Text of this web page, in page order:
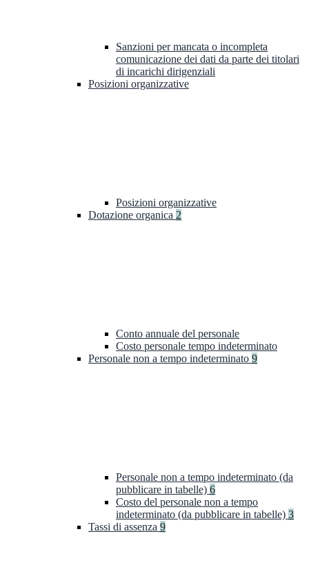
Sanzioni per mancata o incompleta
comunicazione dei dati da parte dei titolari
di incarichi dirigenziali
Posizioni organizzative
Posizioni organizzative
Dotazione organica 2
Conto annuale del personale
Costo personale tempo indeterminato
Personale non a tempo indeterminato 9
Personale non a tempo indeterminato (da
pubblicare in tabelle) 6
Costo del personale non a tempo
indeterminato (da pubblicare in tabelle) 3
Tassi di assenza 9